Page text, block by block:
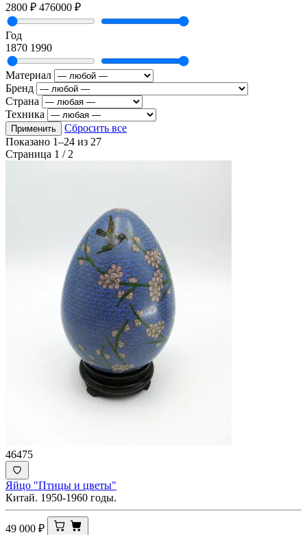
2800 ₽ 476000 ₽
Год
1870 1990
Материал
Бренд
Страна
Техника
Применить
Сбросить все
Показано 1–24 из 27
Страница 1 / 2
46475
Яйцо "Птицы и цветы"
Китай. 1950-1960 годы.
49 000 ₽